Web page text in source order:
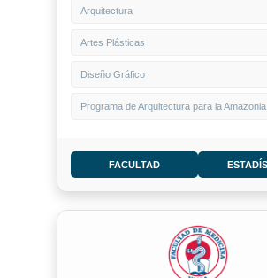
Arquitectura
Artes Plásticas
Diseño Gráfico
Programa de Arquitectura para la Amazonia
FACULTAD